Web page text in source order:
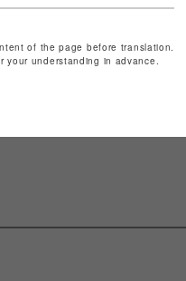
of the page before translation.
your understanding in advance.